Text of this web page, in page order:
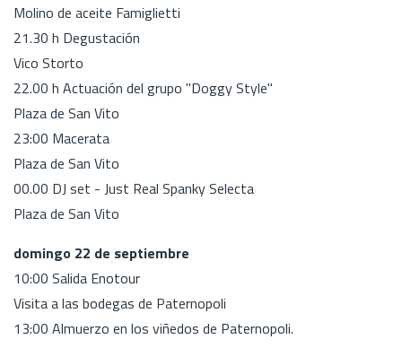
Molino de aceite Famiglietti
21.30 h Degustación
Vico Storto
22.00 h Actuación del grupo "Doggy Style"
Plaza de San Vito
23:00 Macerata
Plaza de San Vito
00.00 DJ set - Just Real Spanky Selecta
Plaza de San Vito
domingo 22 de septiembre
10:00 Salida Enotour
Visita a las bodegas de Paternopoli
13:00 Almuerzo en los viñedos de Paternopoli.